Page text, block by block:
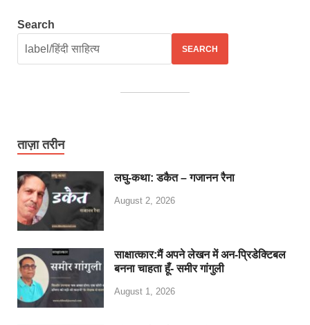
Search
SEARCH
ताज़ा तरीन
लघु-कथा: डकैत – गजानन रैना
August 2, 2026
साक्षात्कार:मैं अपने लेखन में अन-प्रिडेक्टिबल
बनना चाहता हूँ- समीर गांगुली
August 1, 2026